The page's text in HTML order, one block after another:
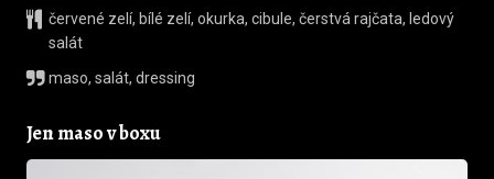
červené zelí, bílé zelí, okurka, cibule, čerstvá rajčata, ledový
salát
maso, salát, dressing
Jen maso v boxu